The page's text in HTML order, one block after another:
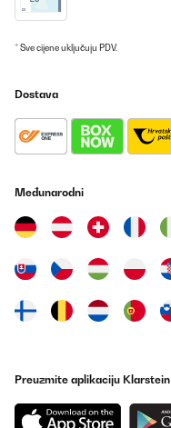
* Sve cijene uključuju PDV.
Dostava
Međunarodni
Preuzmite aplikaciju Klarstein